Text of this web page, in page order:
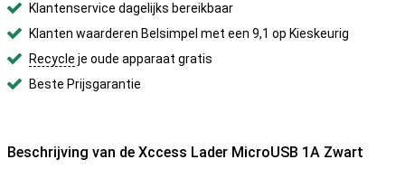
Klantenservice dagelijks bereikbaar
Klanten waarderen Belsimpel met een 9,1 op Kieskeurig
Recycle je oude apparaat gratis
Beste Prijsgarantie
Beschrijving van de Xccess Lader MicroUSB 1A Zwart